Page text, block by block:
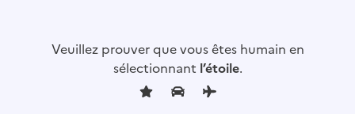
Veuillez prouver que vous êtes humain en
sélectionnant l’étoile.